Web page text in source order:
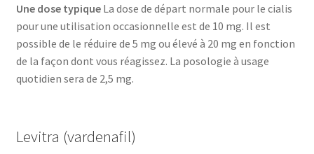
Une dose typique La dose de départ normale pour le cialis
pour une utilisation occasionnelle est de 10 mg. Il est
possible de le réduire de 5 mg ou élevé à 20 mg en fonction
de la façon dont vous réagissez. La posologie à usage
quotidien sera de 2,5 mg.
Levitra (vardenafil)